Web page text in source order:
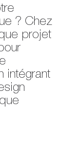
? Chez
projet
intégrant